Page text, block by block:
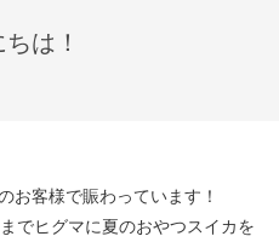
は！
お客様で賑わっています！
でヒグマに夏のおやつスイカを